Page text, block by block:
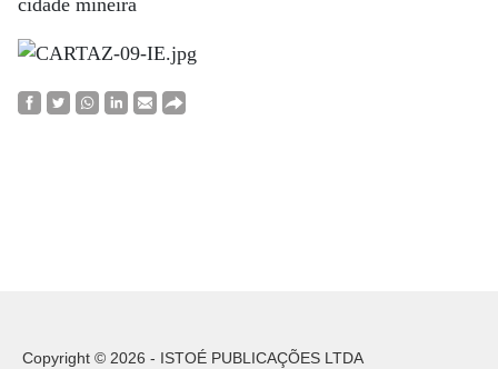
Copyright © 2026 - ISTOÉ PUBLICAÇÕES LTDA